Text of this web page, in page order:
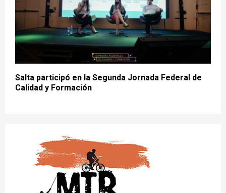
Salta participó en la Segunda Jornada Federal de
Calidad y Formación